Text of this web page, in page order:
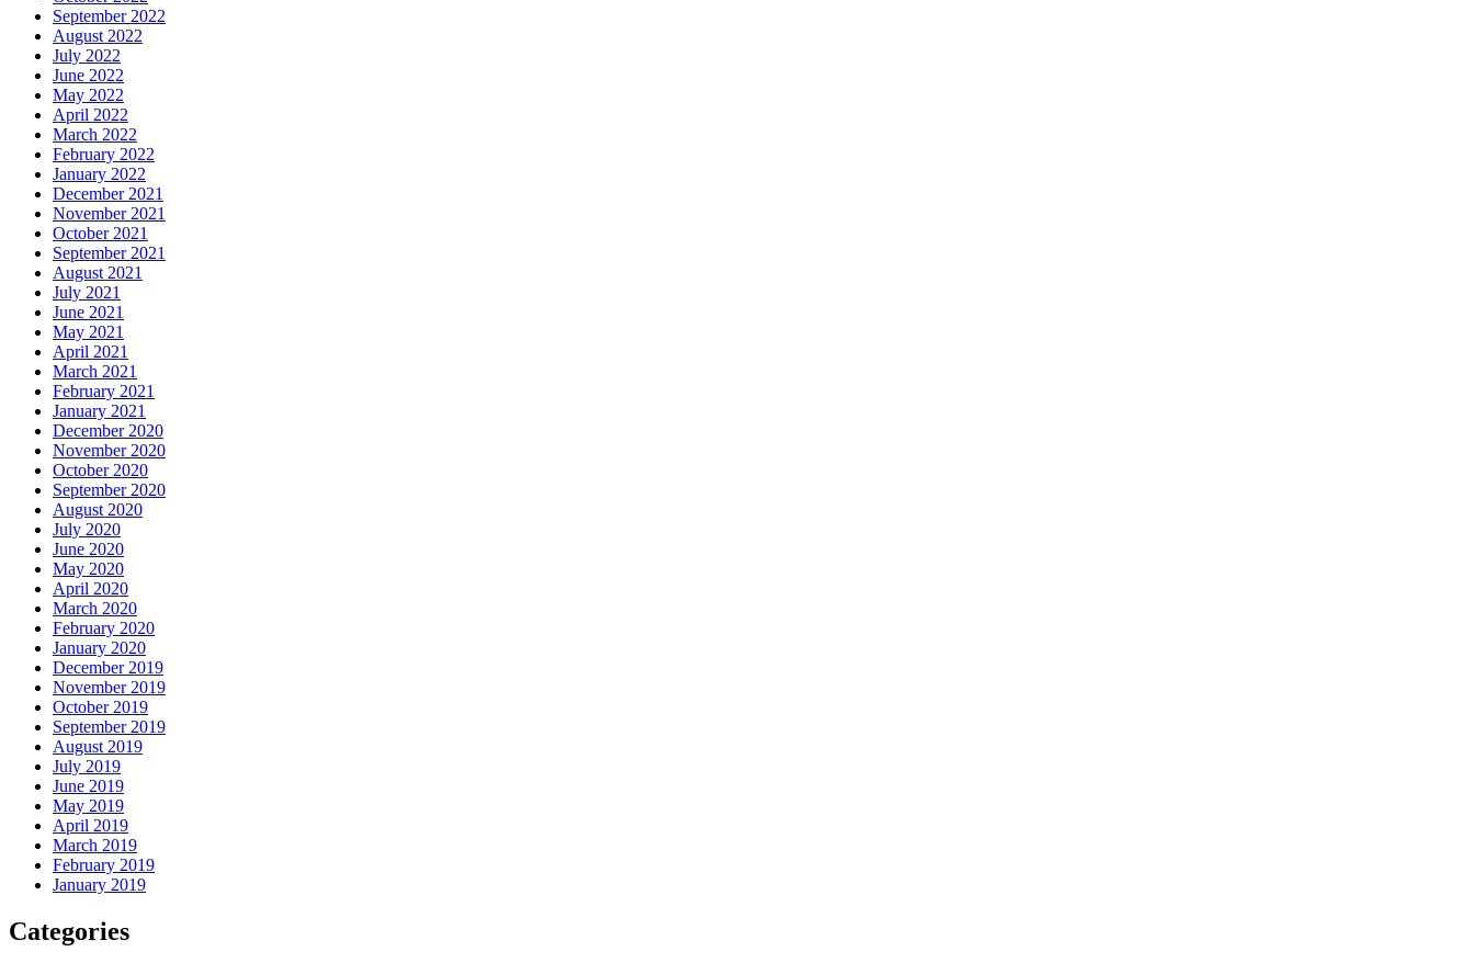
September 2022
August 2022
July 2022
June 2022
May 2022
April 2022
March 2022
February 2022
January 2022
December 2021
November 2021
October 2021
September 2021
August 2021
July 2021
June 2021
May 2021
April 2021
March 2021
February 2021
January 2021
December 2020
November 2020
October 2020
September 2020
August 2020
July 2020
June 2020
May 2020
April 2020
March 2020
February 2020
January 2020
December 2019
November 2019
October 2019
September 2019
August 2019
July 2019
June 2019
May 2019
April 2019
March 2019
February 2019
January 2019
Categories